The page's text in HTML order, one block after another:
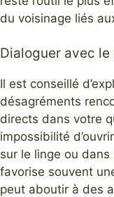
du voisinage liés
Dialoguer avec
Il est conseillé
désagréments
directs dans votre
impossibilité
sur le linge ou
favorise souvent
peut aboutir à des